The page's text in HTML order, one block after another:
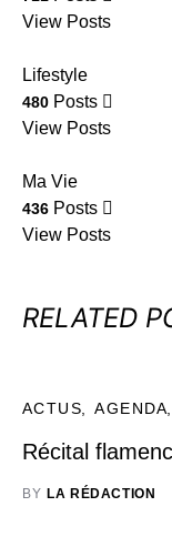
View Posts
Lifestyle
480 Posts
View Posts
Ma Vie
436 Posts
View Posts
RELATED
ACTUS AGENDA
Récital
BY LA RÉDACTION